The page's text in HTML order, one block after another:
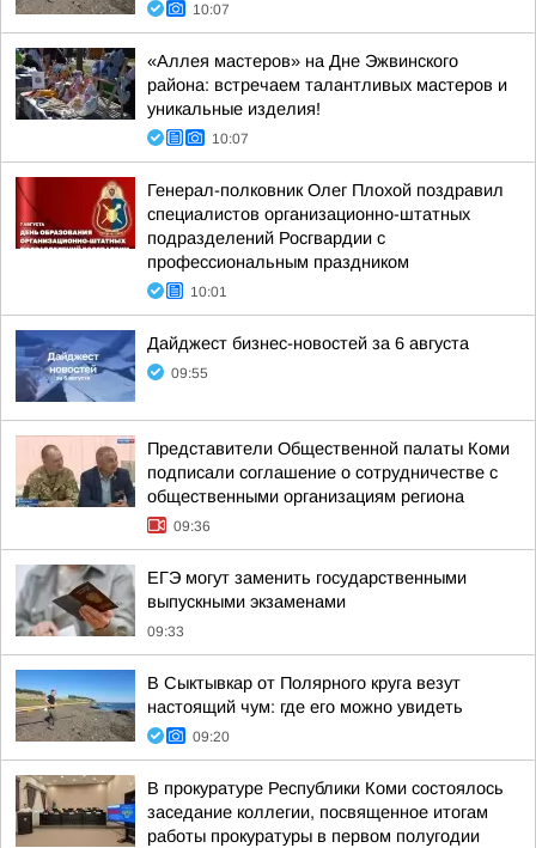
10:07
«Аллея мастеров» на Дне Эжвинского
района: встречаем талантливых мастеров и
уникальные изделия!
10:07
Генерал-полковник Олег Плохой поздравил
специалистов организационно-штатных
подразделений Росгвардии с
профессиональным праздником
10:01
Дайджест бизнес-новостей за 6 августа
09:55
Представители Общественной палаты Коми
подписали соглашение о сотрудничестве с
общественными организациям региона
09:36
ЕГЭ могут заменить государственными
выпускными экзаменами
09:33
В Сыктывкар от Полярного круга везут
настоящий чум: где его можно увидеть
09:20
В прокуратуре Республики Коми состоялось
заседание коллегии, посвященное итогам
работы прокуратуры в первом полугодии